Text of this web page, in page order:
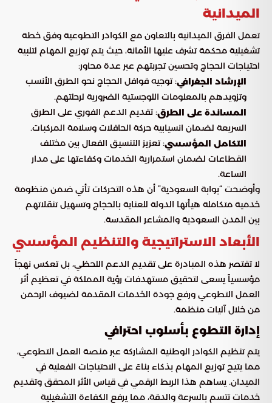
الميدانية
تعمل الفرق الميدانية بالتعاون مع الكوادر التطوعية وفق خطة
تشغيلية محكمة تشرف عليها الأمانة، حيث يتم توزيع المهام لتلبية
احتياجات الحجاج وتحسين تجربتهم عبر عدة محاور:
الإرشاد الجغرافي: توجيه قوافل الحجاج نحو الطرق الأنسب
وتزويدهم بالمعلومات اللوجستية الضرورية لرحلتهم.
المساندة على الطرق: تقديم الدعم الفوري على الطرق
السريعة لضمان انسيابية حركة الحافلات وسلامة المركبات.
التكامل المؤسسي: تعزيز التنسيق الفعال بين مختلف
القطاعات لضمان استمرارية الخدمات وكفاءتها على مدار
الساعة.
وأوضحت “بوابة السعودية” أن هذه التحركات تأتي ضمن منظومة
خدمية متكاملة هيأتها الدولة للعناية بالحجاج وتسهيل تنقلاتهم
بين المدن السعودية والمشاعر المقدسة.
الأبعاد الاستراتيجية والتنظيم المؤسسي
لا تقتصر هذه المبادرة على تقديم الدعم اللحظي، بل تعكس نهجاً
مؤسسياً يسعى لتحقيق مستهدفات رؤية المملكة في تعظيم أثر
العمل التطوعي ورفع جودة الخدمات المقدمة لضيوف الرحمن
من خلال آليات منظمة.
إدارة التطوع بأسلوب احترافي
يتم تنظيم الكوادر الوطنية المشاركة عبر منصة العمل التطوعي،
مما يتيح توزيع المهام بذكاء بناءً على الاحتياجات الفعلية في
الميدان. يساهم هذا الربط الرقمي في قياس الأثر المحقق وتقديم
خدمات تتسم بالسرعة والدقة، مما يرفع الكفاءة التشغيلية